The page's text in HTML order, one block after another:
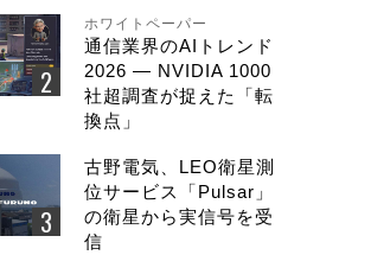
ホワイトペーパー
通信業界のAIトレンド
2026 ― NVIDIA 1000
社超調査が捉えた「転
換点」
古野電気、LEO衛星測
位サービス「Pulsar」
の衛星から実信号を受
信